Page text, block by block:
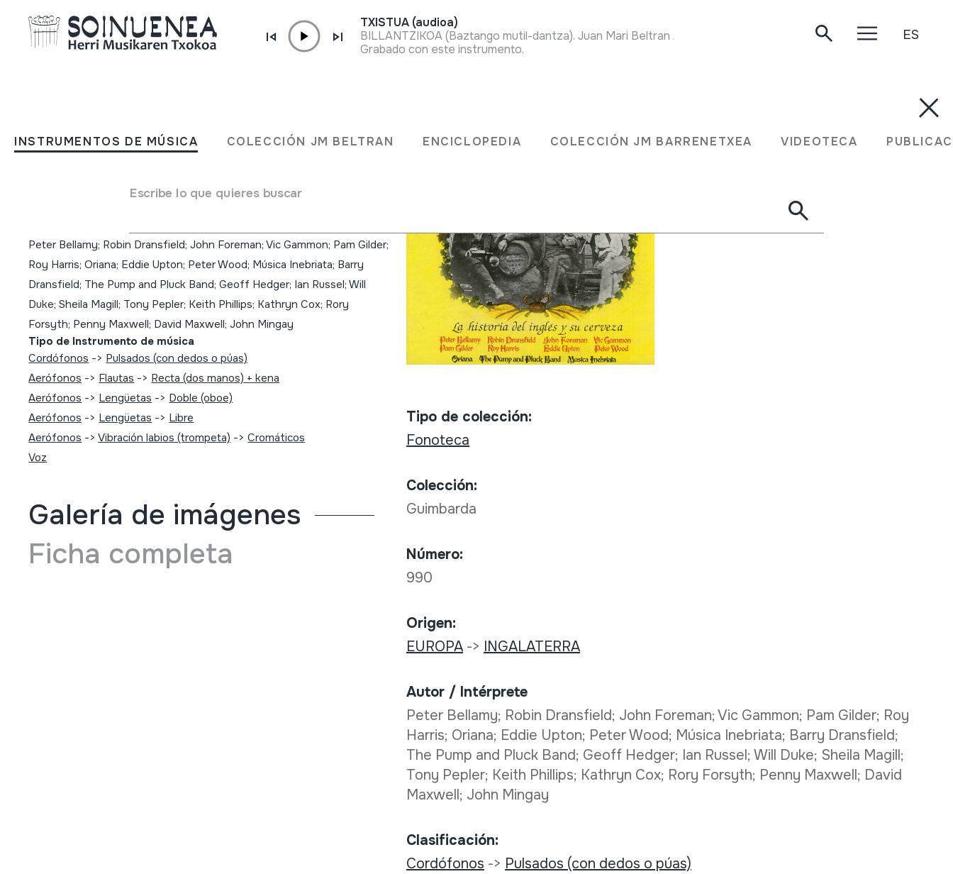
INSTRUMENTOS DE MÚSICA COLECCIÓN JM BELTRAN ENCICLOPEDIA COLECCIÓN JM BARRENETXEA VIDEOTECA
Escribe lo que quieres buscar
TXISTUA (audioa)
BILLANTZIKOA (Baztango mutil-dantza). Juan Mari Beltran Argiñena. Oiartzun, 2018.
Grabado con este instrumento.
ES
The Tale of Ale; The Story of the
historia del inglés y su cerveza
Peter Bellamy; Robin Dransfield; John Foreman; Vic Gammon; Pam Gilder;
Roy Harris; Oriana; Eddie Upton; Peter Wood; Música Inebriata; Barry
Dransfield; The Pump and Pluck Band; Geoff Hedger; Ian Russel; Will
Duke; Sheila Magill; Tony Pepler; Keith Phillips; Kathryn Cox; Rory
Forsyth; Penny Maxwell; David Maxwell; John Mingay
Tipo de Instrumento de música
Cordófonos -> Pulsados (con dedos o púas)
Aerófonos -> Flautas -> Recta (dos manos) + kena
Aerófonos -> Lengüetas -> Doble (oboe)
Aerófonos -> Lengüetas -> Libre
Aerófonos ->Vibración labios (trompeta) ->Cromáticos
Voz
Galería de imágenes
Ficha completa
Tipo de colección:
Fonoteca
Colección:
Guimbarda
Número:
990
Origen:
EUROPA-> INGALATERRA
Autor / Intérprete
Peter Bellamy; Robin Dransfield; John Foreman; Vic Gammon; Pam Gilder; Roy
Harris; Oriana; Eddie Upton; Peter Wood; Música Inebriata; Barry Dransfield;
The Pump and Pluck Band; Geoff Hedger; Ian Russel; Will Duke; Sheila Magill;
Tony Pepler; Keith Phillips; Kathryn Cox; Rory Forsyth; Penny Maxwell; David
Maxwell; John Mingay
Clasificación:
Cordófonos -> Pulsados (con dedos o púas)